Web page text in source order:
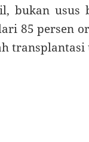
bukan usus
85 persen
transplantasi